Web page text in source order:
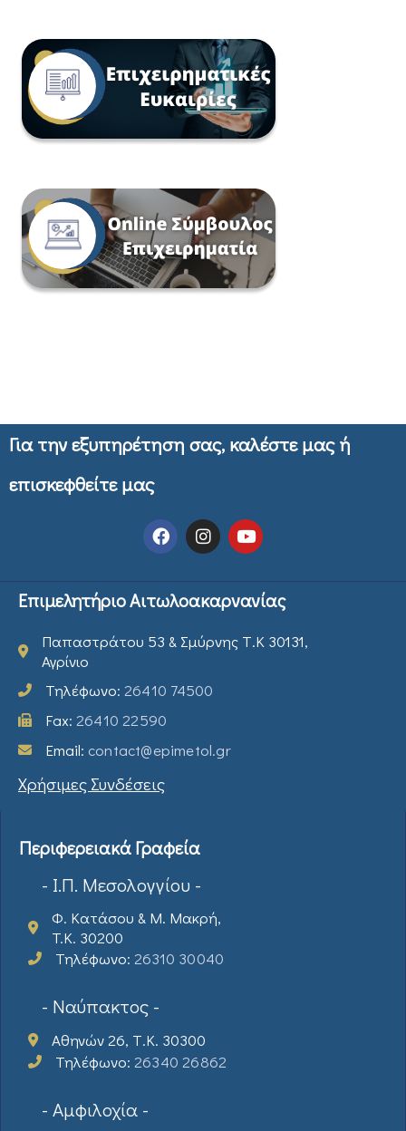
Για την εξυπηρέτηση σας, καλέστε μας ή
επισκεφθείτε μας
Επιμελητήριο Αιτωλοακαρνανίας
Παπαστράτου 53 & Σμύρνης Τ.Κ 30131,
Αγρίνιο
Τηλέφωνο: 26410 74500
Fax: 26410 22590
Email: contact@epimetol.gr
Χρήσιμες Συνδέσεις
Περιφερειακά Γραφεία
- Ι.Π. Μεσολογγίου -
Φ. Κατάσου & Μ. Μακρή,
T.K. 30200
Τηλέφωνο: 26310 30040
- Ναύπακτος -
Αθηνών 26, Τ.Κ. 30300
Τηλέφωνο: 26340 26862
- Αμφιλοχία -